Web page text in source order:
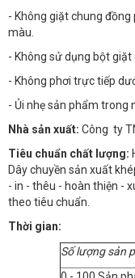
- Không giặt chung
màu.
- Không sử dụng bột
- Không phơi trực tiếp
- Ủi nhẹ sản phẩm trong
Nhà sản xuất: Công ty
Tiêu chuẩn chất lượng:
Dây chuyền sản xuất
- in - thêu - hoàn thiện -
theo tiêu chuẩn.
Thời gian:
Số lượng sản